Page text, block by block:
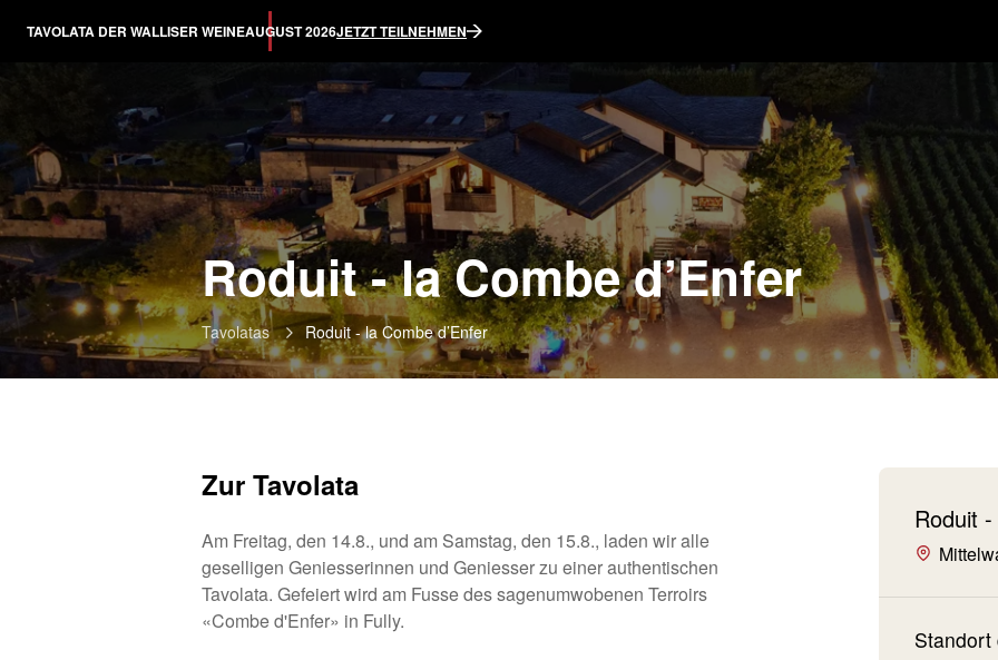
TAVOLATA DER WALLISER WEINEAUGUST 2026JETZT TEILNEHMEN
Roduit - la Combe d’Enfer
Tavolatas Roduit - la Combe d’Enfer
Zur Tavolata
Am Freitag, den 14.8., und am Samstag, den 15.8., laden wir alle
geselligen Geniesserinnen und Geniesser zu einer authentischen
Tavolata. Gefeiert wird am Fusse des sagenumwobenen Terroirs
«Combe d'Enfer» in Fully.
Roduit
Standort